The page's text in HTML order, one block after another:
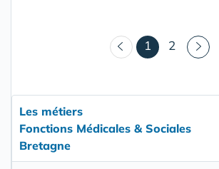
1 (courant)
2
Les métiers
Fonctions Médicales & Sociales
Bretagne